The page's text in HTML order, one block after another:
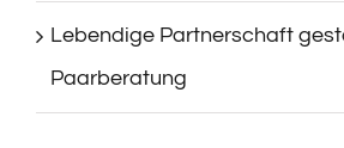
Lebendige Partnerschaft
Paarberatung